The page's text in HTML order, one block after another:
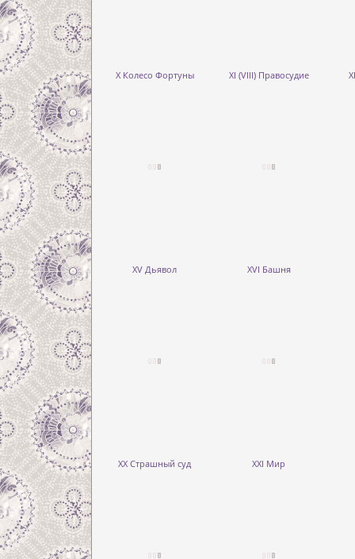
X Колесо Фортуны XI (VIII) Правосудие
XV Дьявол XVI Башня
XX Страшный суд XXI Мир